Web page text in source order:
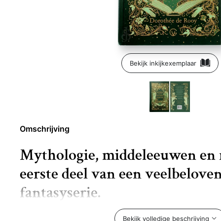
Bekijk inkijkexemplaar
Omschrijving
Mythologie, middeleeuwen en
eerste deel van een
fantasyserie.
De Orde van de Gouden Leeuwis genomineerd voor
Bekijk volledige beschrijving